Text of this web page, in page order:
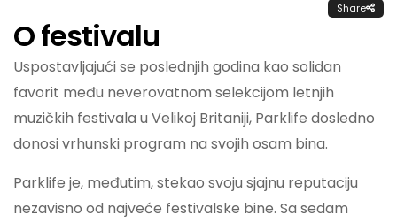
Share
O festivalu
Uspostavljajući se poslednjih godina kao solidan
favorit među neverovatnom selekcijom letnjih
muzičkih festivala u Velikoj Britaniji, Parklife dosledno
donosi vrhunski program na svojih osam bina.
Parklife je, međutim, stekao svoju sjajnu reputaciju
nezavisno od najveće festivalske bine. Sa sedam